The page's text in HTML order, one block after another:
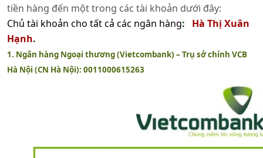
tiền hàng đến một trong các tài khoản dưới đây:
Chủ tài khoản cho tất cả các ngân hàng: Hà Thị Xuân
Hạnh.
1. Ngân hàng Ngoại thương (Vietcombank) – Trụ sở chính VCB
Hà Nội (CN Hà Nội): 0011000615263